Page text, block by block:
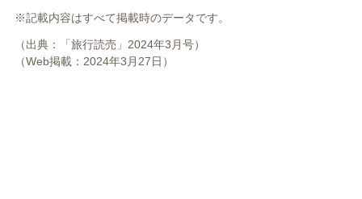
※記載内容はすべて掲載時のデータです。
（出典：「旅行読売」2024年3月号）
（Web掲載：2024年3月27日）